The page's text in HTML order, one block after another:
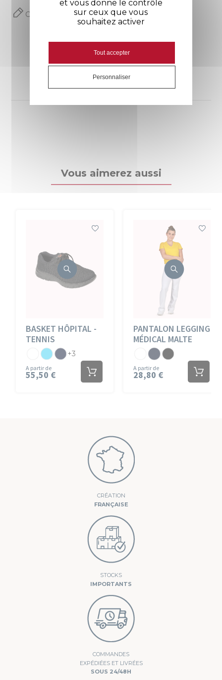
Commentaires (0)
Aucun avis n'a été publié pour le moment.
Vous aimerez aussi
BASKET HÔPITAL -
TENNIS
A partir de
55,50 €
BlancAtollMarine
+3
PANTALON LEGGING
MÉDICAL MALTE
A partir de
28,80 €
Jersey
Blanc
Jersey
Marine
Jersey
CRÉATION
FRANÇAISE
STOCKS
IMPORTANTS
COMMANDES
EXPÉDIÉES ET LIVRÉES
SOUS 24/48H
et vous donne le contrôle
sur ceux que vous
souhaitez activer
Tout accepter
Personnaliser